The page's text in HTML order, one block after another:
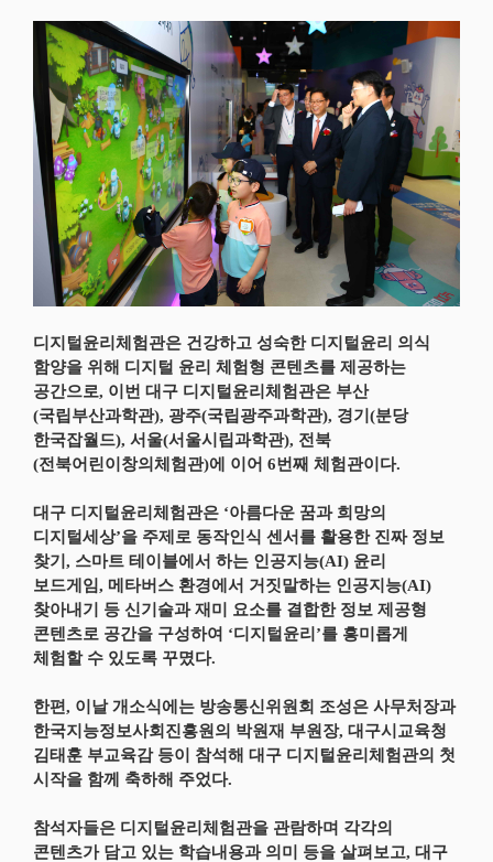
디지털윤리체험관은 건강하고 성숙한 디지털윤리 의식
함양을 위해 디지털 윤리 체험형 콘텐츠를 제공하는
공간으로, 이번 대구 디지털윤리체험관은 부산
(국립부산과학관), 광주(국립광주과학관), 경기(분당
한국잡월드), 서울(서울시립과학관), 전북
(전북어린이창의체험관)에 이어 6번째 체험관이다.
대구 디지털윤리체험관은 ‘아름다운 꿈과 희망의
디지털세상’을 주제로 동작인식 센서를 활용한 진짜 정보
찾기, 스마트 테이블에서 하는 인공지능(AI) 윤리
보드게임, 메타버스 환경에서 거짓말하는 인공지능(AI)
찾아내기 등 신기술과 재미 요소를 결합한 정보 제공형
콘텐츠로 공간을 구성하여 ‘디지털윤리’를 흥미롭게
체험할 수 있도록 꾸몄다.
한편, 이날 개소식에는 방송통신위원회 조성은 사무처장과
한국지능정보사회진흥원의 박원재 부원장, 대구시교육청
김태훈 부교육감 등이 참석해 대구 디지털윤리체험관의 첫
시작을 함께 축하해 주었다.
참석자들은 디지털윤리체험관을 관람하며 각각의
콘텐츠가 담고 있는 학습내용과 의미 등을 살펴보고, 대구